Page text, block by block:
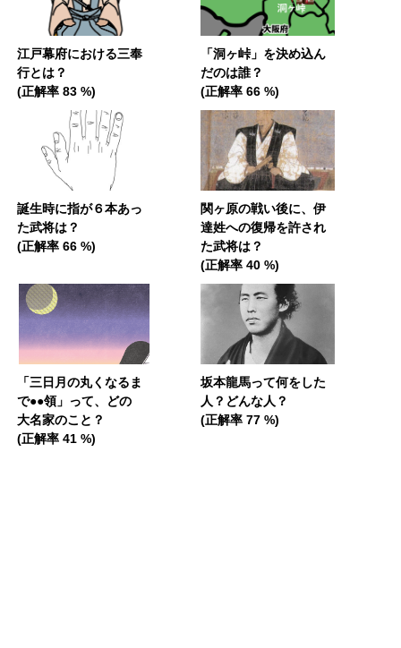
江戸幕府における三奉
行とは？
(正解率 83 %)
「洞ヶ峠」を決め込ん
だのは誰？
(正解率 66 %)
誕生時に指が６本あっ
た武将は？
(正解率 66 %)
関ヶ原の戦い後に、伊
達姓への復帰を許され
た武将は？
(正解率 40 %)
「三日月の丸くなるま
で●●領」って、どの
大名家のこと？
(正解率 41 %)
坂本龍馬って何をした
人？どんな人？
(正解率 77 %)